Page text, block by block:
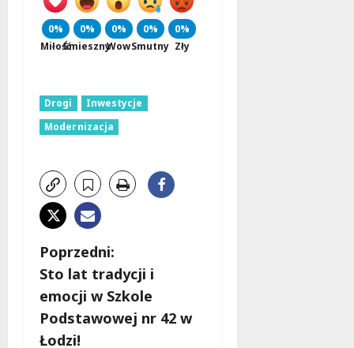
0%
Miłość
0%
Śmieszny
0%
Wow
0%
Smutny
0%
Zły
Drogi
Inwestycje
Modernizacja
Z
o
b
Poprzedni:
Sto lat tradycji i
emocji w Szkole
Podstawowej nr 42 w
Łodzi!